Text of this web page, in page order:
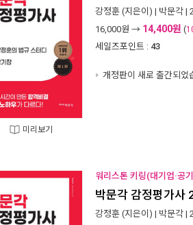
미리보기
강정훈 (지은이) | 박문각 |
16,000원 → 14,400원 (
세일즈포인트 : 43
개정판이 새로 출간되었
워리스톤 키링(대기업·공
박문각 감정평가사
강정훈 (지은이) | 박문각 |